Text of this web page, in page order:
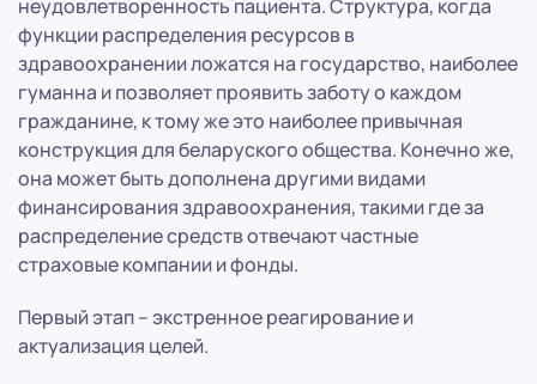
неудовлетворенность пациента. Структура, когда
функции распределения ресурсов в
здравоохранении ложатся на государство, наиболее
гуманна и позволяет проявить заботу о каждом
гражданине, к тому же это наиболее привычная
конструкция для беларуского общества. Конечно же,
она может быть дополнена другими видами
финансирования здравоохранения, такими где за
распределение средств отвечают частные
страховые компании и фонды.
Первый этап – экстренное реагирование и
актуализация целей.